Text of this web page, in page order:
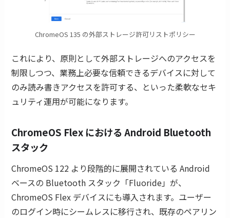
ChromeOS 135 の外部ストレージ許可リストポリシー
これにより、原則として外部ストレージへのアクセスを
制限しつつ、業務上必要な信頼できるデバイスに対して
のみ読み書きアクセスを許可する、といった柔軟なセキ
ュリティ運用が可能になります。
ChromeOS Flex における Android Bluetooth
スタック
ChromeOS 122 より段階的に展開されている Android
ベースの Bluetooth スタック「Fluoride」が、
ChromeOS Flex デバイスにも導入されます。ユーザー
のログイン時にシームレスに移行され、既存のペアリン